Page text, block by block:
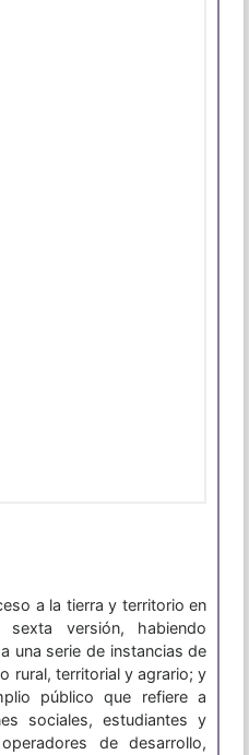
a la tierra y territorio en
sexta versión, habiendo
una serie de instancias de
rural, territorial y agrario; y
público que refiere a
sociales, estudiantes y
de desarrollo,